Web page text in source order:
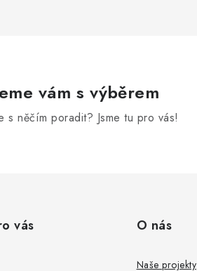
vám s výběrem
s něčím poradit? Jsme tu pro vás!
vás O nás
Naše projekty